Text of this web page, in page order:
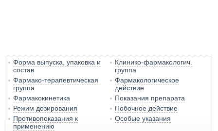
Форма выпуска, упаковка и
состав
Клинико-фармакологич.
группа
Фармако-терапевтическая
группа
Фармакологическое
действие
Фармакокинетика
Показания препарата
Режим дозирования
Побочное действие
Противопоказания к
применению
Особые указания